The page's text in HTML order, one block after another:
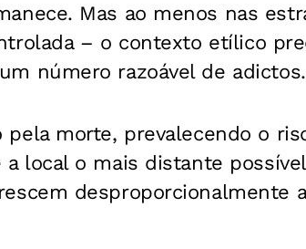
Mas ao menos nas
– o contexto etílico
número razoável de adictos.
pela morte, prevalecendo o
local o mais distante
desproporcionalmente